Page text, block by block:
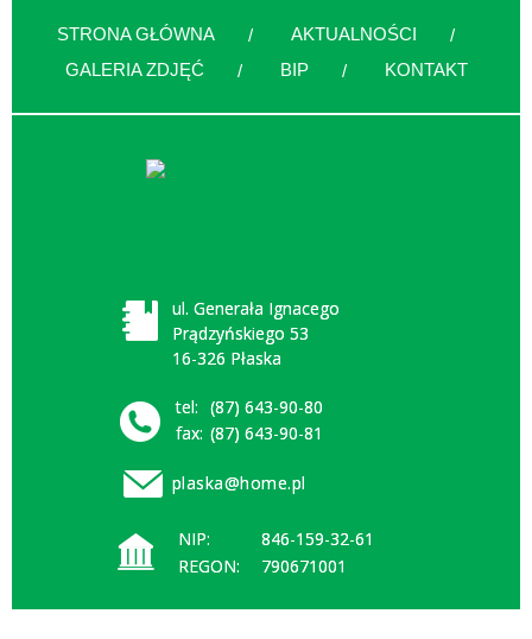
STRONA GŁÓWNA
AKTUALNOŚCI
GALERIA ZDJĘĆ
BIP KONTAKT
ul. Generała Ignacego
Prądzyńskiego 53
16-326 Płaska
tel: (87) 643-90-80
fax: (87) 643-90-81
plaska@home.pl
NIP:
846-159-32-61
REGON:
790671001